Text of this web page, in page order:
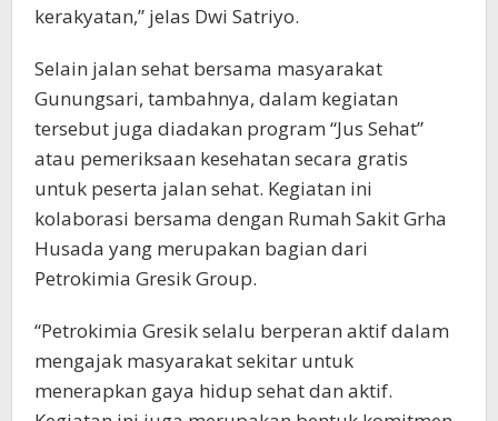
kerakyatan,” jelas Dwi Satriyo.
Selain jalan sehat bersama masyarakat
Gunungsari, tambahnya, dalam kegiatan
tersebut juga diadakan program “Jus Sehat”
atau pemeriksaan kesehatan secara gratis
untuk peserta jalan sehat. Kegiatan ini
kolaborasi bersama dengan Rumah Sakit Grha
Husada yang merupakan bagian dari
Petrokimia Gresik Group.
“Petrokimia Gresik selalu berperan aktif dalam
mengajak masyarakat sekitar untuk
menerapkan gaya hidup sehat dan aktif.